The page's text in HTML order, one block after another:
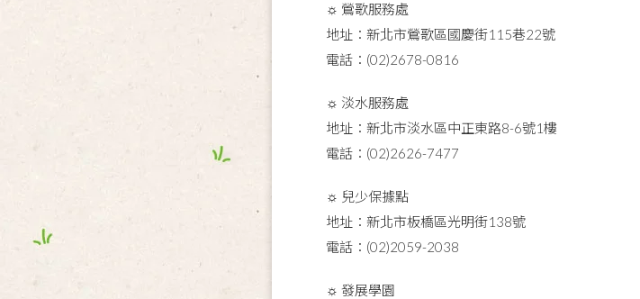
☼ 鶯歌服務處
地址：新北市鶯歌區國慶街115巷22號
電話：(02)2678-0816
☼ 淡水服務處
地址：新北市淡水區中正東路8-6號1樓
電話：(02)2626-7477
☼ 兒少保據點
地址：新北市板橋區光明街138號
電話：(02)2059-2038
☼ 發展學園